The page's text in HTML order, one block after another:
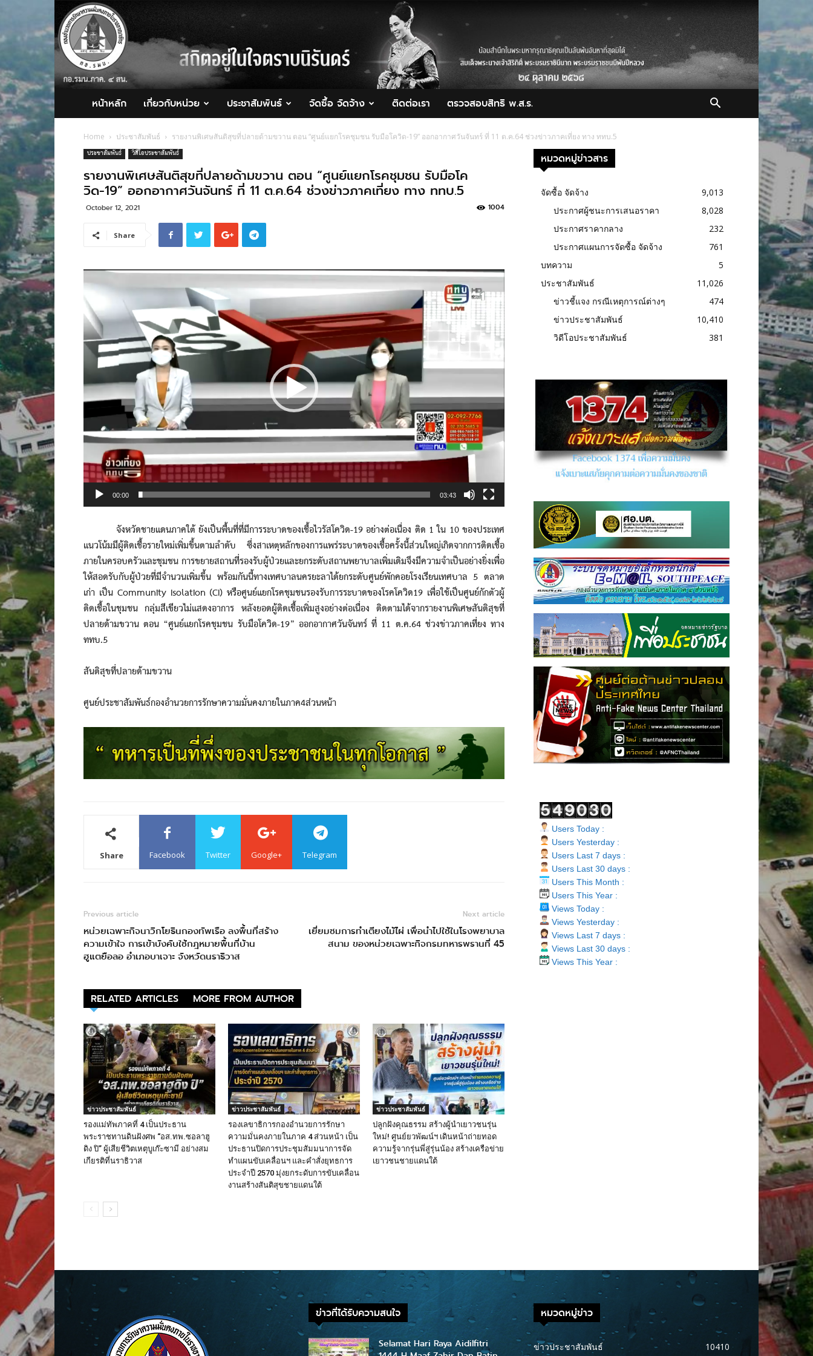
กอ.รมน.ภาค
4
สน.
หน้าหลัก เกี่ยวกับหน่วย ประชาสัมพันธ์ จัดซื้อ จัดจ้าง ติดต่อเรา ตรวจสอบสิทธิ พ.ส.ร.
Home ประชาสัมพันธ์ รายงานพิเศษสันติสุขที่ปลายด้ามขวาน ตอน “ศูนย์แยกโรคชุมชน รับมือโควิด-19” ออกอากาศวันจันทร์ ที่ 11 ต.ค.64 ช่วงข่าวภาคเที่ยง ทาง ททบ.5
ประชาสัมพันธ์ วิดีโอประชาสัมพันธ์
รายงานพิเศษสันติสุขที่ปลายด้ามขวาน ตอน “ศูนย์แยกโรคชุมชน รับมือโค
วิด-19” ออกอากาศวันจันทร์ ที่ 11 ต.ค.64 ช่วงข่าวภาคเที่ยง ทาง ททบ.5
October 12, 2021 1004
Share
Player
00:00 03:43
จังหวัดชายแดนภาคใต้ ยังเป็นพื้นที่ที่มีการระบาดของเชื้อไวรัสโควิด-19 อย่างต่อเนื่อง ติด 1 ใน 10 ของประเทศ
แนวโน้มมีผู้ติดเชื้อรายใหม่เพิ่มขึ้นตามลำดับ ซึ่งสาเหตุหลักของการแพร่ระบาดของเชื้อครั้งนี้ส่วนใหญ่เกิดจากการติดเชื้อ
ภายในครอบครัวและชุมชน การขยายสถานที่รองรับผู้ป่วยและยกระดับสถานพยาบาลเพิ่มเติมจึงมีความจำเป็นอย่างยิ่งเพื่อ
ให้สอดรับกับผู้ป่วยที่มีจำนวนเพิ่มขึ้น พร้อมกันนี้ทางเทศบาลนครยะลาได้ยกระดับศูนย์พักคอยโรงเรียนเทศบาล 5 ตลาด
เก่า เป็น Community Isolation (CI) หรือศูนย์แยกโรคชุมชนรองรับการระบาดของโรคโควิด19 เพื่อใช้เป็นศูนย์กักตัวผู้
ติดเชื้อในชุมชน กลุ่มสีเขียวไม่แสดงอาการ หลังยอดผู้ติดเชื้อเพิ่มสูงอย่างต่อเนื่อง ติดตามได้จากรายงานพิเศษสันติสุขที่
ปลายด้ามขวาน ตอน “ศูนย์แยกโรคชุมชน รับมือโควิด-19” ออกอากาศวันจันทร์ ที่ 11 ต.ค.64 ช่วงข่าวภาคเที่ยง ทาง
ททบ.5
สันติสุขที่ปลายด้ามขวาน
ศูนย์ประชาสัมพันธ์กองอำนวยการรักษาความมั่นคงภายในภาค4ส่วนหน้า
Share Facebook Twitter Google+ Telegram
Previous article
หน่วยเฉพาะกิจนาวิกโยธินกองทัพเรือ ลงพื้นที่สร้าง
ความเข้าใจ การเข้าบังคับใช้กฎหมายพื้นที่บ้าน
ฮูแตยือลอ อำเภอบาเจาะ จังหวัดนราธิวาส
Next article
เยี่ยมชมการทำเตียงไม้ไผ่ เพื่อนำไปใช้ในโรงพยาบาล
สนาม ของหน่วยเฉพาะกิจกรมทหารพรานที่ 45
RELATED ARTICLES MORE FROM AUTHOR
ข่าวประชาสัมพันธ์
รองแม่ทัพภาคที่ 4 เป็นประธาน
พระราชทานดินฝังศพ “อส.ทพ.ซอลาฮู
ดิง ปิ” ผู้เสียชีวิตเหตุบูเก๊ะซามี อย่างสม
เกียรติที่นราธิวาส
ข่าวประชาสัมพันธ์
รองเลขาธิการกองอำนวยการรักษา
ความมั่นคงภายในภาค 4 ส่วนหน้า เป็น
ประธานปิดการประชุมสัมมนาการจัด
ทำแผนขับเคลื่อนฯ และคำสั่งยุทธการ
ประจำปี 2570 มุ่งยกระดับการขับเคลื่อน
งานสร้างสันติสุขชายแดนใต้
ข่าวประชาสัมพันธ์
ปลูกฝังคุณธรรม สร้างผู้นำเยาวชนรุ่น
ใหม่! ศูนย์ยวพัฒน์ฯ เดินหน้าถ่ายทอด
ความรู้จากรุ่นพี่สู่รุ่นน้อง สร้างเครือข่าย
เยาวชนชายแดนใต้
หมวดหมู่ข่าวสาร
จัดซื้อ จัดจ้าง
9,013
ประกาศผู้ชนะการเสนอราคา
8,028
ประกาศราคากลาง
232
ประกาศแผนการจัดซื้อ จัดจ้าง
761
บทความ
5
ประชาสัมพันธ์
11,026
ข่าวชี้แจง กรณีเหตุการณ์ต่างๆ
474
ข่าวประชาสัมพันธ์
10,410
วิดีโอประชาสัมพันธ์
381
Users Today :
Users Yesterday :
Users Last 7 days :
Users Last 30 days :
Users This Month :
Users This Year :
Views Today :
Views Yesterday :
Views Last 7 days :
Views Last 30 days :
Views This Year :
ข่าวที่ได้รับความสนใจ
Selamat Hari Raya Aidilfitri
หมวดหมู่ข่าว
ข่าวประชาสัมพันธ์ 10410